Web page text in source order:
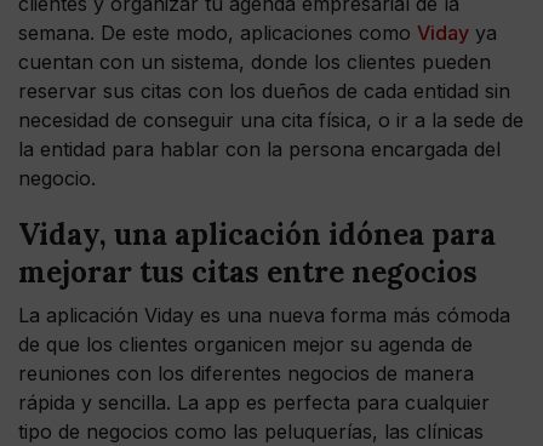
semana. De este modo, aplicaciones como Viday ya
cuentan con un sistema, donde los clientes pueden
reservar sus citas con los dueños de cada entidad sin
necesidad de conseguir una cita física, o ir a la sede de
la entidad para hablar con la persona encargada del
negocio.
Viday, una aplicación idónea para
mejorar tus citas entre negocios
La aplicación Viday es una nueva forma más cómoda
de que los clientes organicen mejor su agenda de
reuniones con los diferentes negocios de manera
rápida y sencilla. La app es perfecta para cualquier
tipo de negocios como las peluquerías, las clínicas